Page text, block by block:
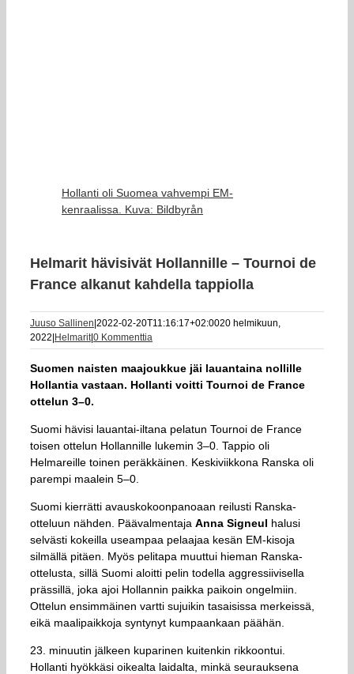
Hollanti oli Suomea vahvempi EM-
kenraalissa. Kuva: Bildbyrån
Helmarit hävisivät Hollannille – Tournoi de
France alkanut kahdella tappiolla
Juuso Sallinen 2022-02-20T11:16:17+02:0020 helmikuun,
2022 Helmarit|0 Kommenttia
Suomen naisten maajoukkue jäi lauantaina nollille
Hollantia vastaan. Hollanti voitti Tournoi de France
ottelun 3–0.
Suomi hävisi lauantai-iltana pelatun Tournoi de France
toisen ottelun Hollannille lukemin 3–0. Tappio oli
Helmareille toinen peräkkäinen. Keskiviikkona Ranska oli
parempi maalein 5–0.
Suomi kierrätti avauskokoonpanoaan reilusti Ranska-
otteluun nähden. Päävalmentaja Anna Signeul halusi
selvästi kokeilla useampaa pelaajaa kesän EM-kisoja
silmällä pitäen. Myös pelitapa muuttui hieman Ranska-
ottelusta, sillä Suomi aloitti pelin todella aggressiivisella
prässillä, joka ajoi Hollannin paikka paikoin ongelmiin.
Ottelun ensimmäinen vartti sujuikin tasaisissa merkeissä,
eikä maalipaikkoja syntynyt kumpaankaan päähän.
23. minuutin jälkeen kuparinen kuitenkin rikkoontui.
Hollanti hyökkäsi oikealta laidalta, minkä seurauksena